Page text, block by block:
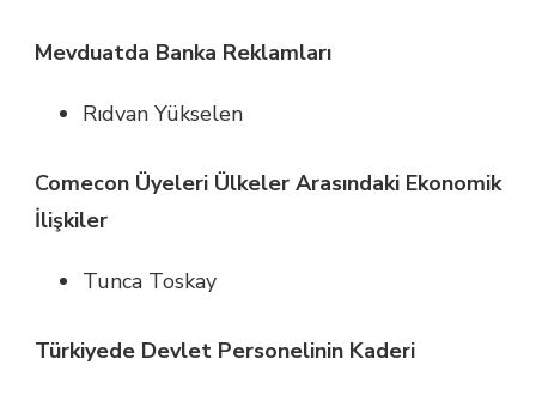
Mevduatda Banka Reklamları
Rıdvan Yükselen
Comecon Üyeleri Ülkeler Arasındaki Ekonomik
İlişkiler
Tunca Toskay
Türkiyede Devlet Personelinin Kaderi